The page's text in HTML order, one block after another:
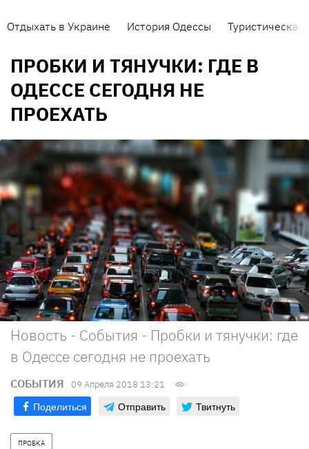
Отдыхать в Украине История Одессы Туристическая
ПРОБКИ И ТЯНУЧКИ: ГДЕ В
ОДЕССЕ СЕГОДНЯ НЕ
ПРОЕХАТЬ
Новость - События - Пробки и тянучки: где
в Одессе сегодня не проехать
СОБЫТИЯ 09 Апреля 2018 13:21
Поделиться Отправить Твитнуть
ПРОБКА